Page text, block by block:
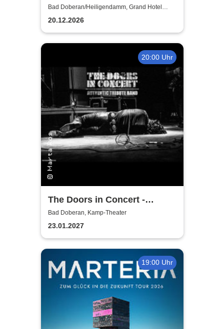
Heiligendamm - Talente der
Young Academy Rostock
Bad Doberan/Heiligendamm, Grand Hotel
Heiligendamm
20.12.2026
20:00 Uhr
The Doors in Concert -
Authentic Tribute Band
Bad Doberan, Kamp-Theater
23.01.2027
19:00 Uhr